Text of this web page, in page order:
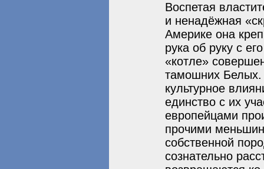
Воспетая
и ненадёжная
Америке она
рука об руку с
«котле»
тамошних
культурное
единство с их
европейцами
прочими
собственной
сознательно